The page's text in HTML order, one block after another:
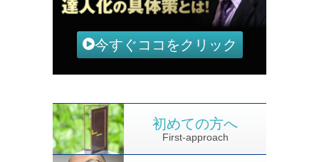
今すぐココをクリック
First-approach
初めての方へ